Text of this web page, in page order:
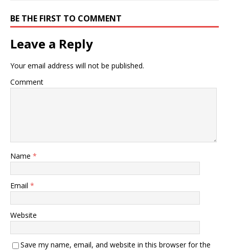
BE THE FIRST TO COMMENT
Leave a Reply
Your email address will not be published.
Comment
Name *
Email *
Website
Save my name, email, and website in this browser for the